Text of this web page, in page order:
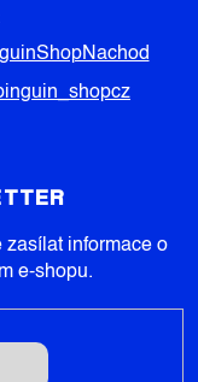
zasílat informace o
e-shopu.